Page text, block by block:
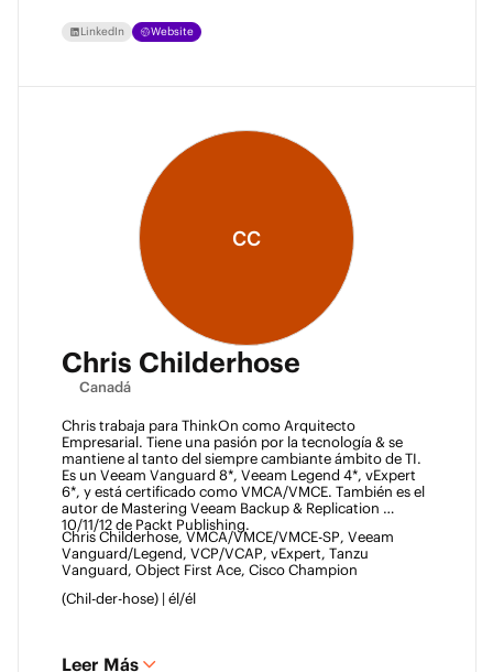
LinkedIn Website
CC
Chris Childerhose
Canadá
Chris trabaja para ThinkOn como Arquitecto
Empresarial. Tiene una pasión por la tecnología & se
mantiene al tanto del siempre cambiante ámbito de TI.
Es un Veeam Vanguard 8*, Veeam Legend 4*, vExpert
6*, y está certificado como VMCA/VMCE. También es el
autor de Mastering Veeam Backup & Replication
10/11/12 de Packt Publishing.
Chris Childerhose, VMCA/VMCE/VMCE-SP, Veeam
Vanguard/Legend, VCP/VCAP, vExpert, Tanzu
Vanguard, Object First Ace, Cisco Champion
(Chil-der-hose) | él/él
Leer Más